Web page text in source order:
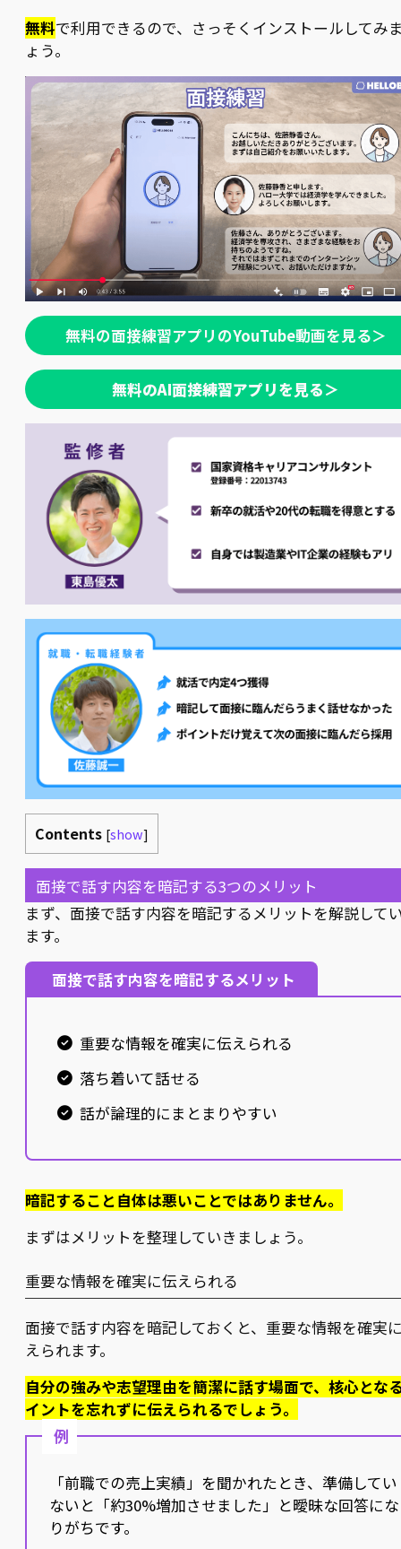
無料で利用できるので、さっそくインストールしてみ
ょう。
無料の面接練習アプリのYouTube動画を見る＞
無料のAI面接練習アプリを見る＞
Contents [show]
面接で話す内容を暗記する3つのメリット
まず、面接で話す内容を暗記するメリットを解説して
ます。
面接で話す内容を暗記するメリット
重要な情報を確実に伝えられる
落ち着いて話せる
話が論理的にまとまりやすい
暗記すること自体は悪いことではありません。
まずはメリットを整理していきましょう。
重要な情報を確実に伝えられる
面接で話す内容を暗記しておくと、重要な情報を確実
えられます。
自分の強みや志望理由を簡潔に話す場面で、核心とな
イントを忘れずに伝えられるでしょう。
例
「前職での売上実績」を聞かれたとき、準備してい
ないと「約30%増加させました」と曖昧な回答にな
りがちです。